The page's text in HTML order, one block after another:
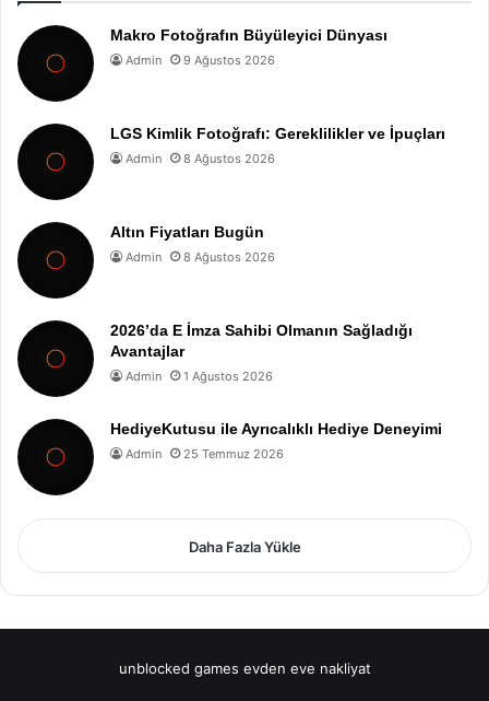
Makro Fotoğrafın Büyüleyici Dünyası
Admin 9 Ağustos 2026
LGS Kimlik Fotoğrafı: Gereklilikler ve İpuçları
Admin 8 Ağustos 2026
Altın Fiyatları Bugün
Admin 8 Ağustos 2026
2026’da E İmza Sahibi Olmanın Sağladığı
Avantajlar
Admin 1 Ağustos 2026
HediyeKutusu ile Ayrıcalıklı Hediye Deneyimi
Admin 25 Temmuz 2026
Daha Fazla Yükle
unblocked games evden eve nakliyat